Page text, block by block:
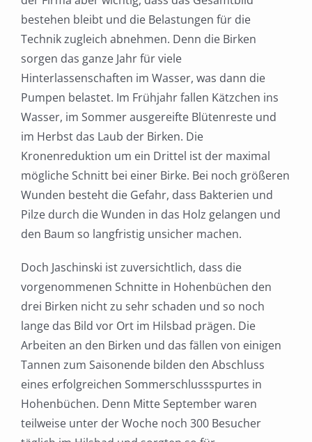
bestehen bleibt und die Belastungen für die
Technik zugleich abnehmen. Denn die Birken
sorgen das ganze Jahr für viele
Hinterlassenschaften im Wasser, was dann die
Pumpen belastet. Im Frühjahr fallen Kätzchen ins
Wasser, im Sommer ausgereifte Blütenreste und
im Herbst das Laub der Birken. Die
Kronenreduktion um ein Drittel ist der maximal
mögliche Schnitt bei einer Birke. Bei noch größeren
Wunden besteht die Gefahr, dass Bakterien und
Pilze durch die Wunden in das Holz gelangen und
den Baum so langfristig unsicher machen.
Doch Jaschinski ist zuversichtlich, dass die
vorgenommenen Schnitte in Hohenbüchen den
drei Birken nicht zu sehr schaden und so noch
lange das Bild vor Ort im Hilsbad prägen. Die
Arbeiten an den Birken und das fällen von einigen
Tannen zum Saisonende bilden den Abschluss
eines erfolgreichen Sommerschlussspurtes in
Hohenbüchen. Denn Mitte September waren
teilweise unter der Woche noch 300 Besucher